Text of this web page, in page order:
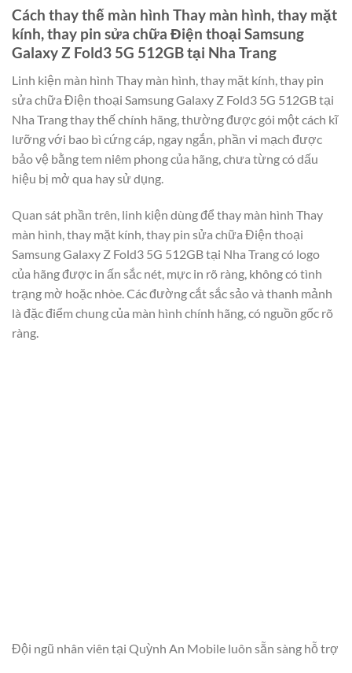
Cách thay thế màn hình Thay màn hình, thay mặt
kính, thay pin sửa chữa Điện thoại Samsung
Galaxy Z Fold3 5G 512GB tại Nha Trang
Linh kiện màn hình Thay màn hình, thay mặt kính, thay pin
sửa chữa Điện thoại Samsung Galaxy Z Fold3 5G 512GB tại
Nha Trang thay thế chính hãng, thường được gói một cách kĩ
lưỡng với bao bì cứng cáp, ngay ngắn, phần vi mạch được
bảo vệ bằng tem niêm phong của hãng, chưa từng có dấu
hiệu bị mở qua hay sử dụng.
Quan sát phần trên, linh kiện dùng để thay màn hình Thay
màn hình, thay mặt kính, thay pin sửa chữa Điện thoại
Samsung Galaxy Z Fold3 5G 512GB tại Nha Trang có logo
của hãng được in ấn sắc nét, mực in rõ ràng, không có tình
trạng mờ hoặc nhòe. Các đường cắt sắc sảo và thanh mảnh
là đặc điểm chung của màn hình chính hãng, có nguồn gốc rõ
ràng.
Đội ngũ nhân viên tại Quỳnh An Mobile luôn sẵn sàng hỗ trợ